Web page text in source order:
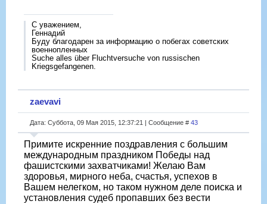
С уважением,
Геннадий
Буду благодарен за информацию о побегах советских
военнопленных
Suche alles über Fluchtversuche von russischen
Kriegsgefangenen.
zaevavi
Дата: Суббота, 09 Мая 2015, 12:37:21 | Сообщение # 43
Примите искренние поздравления с большим
международным праздником Победы над
фашистскими захватчиками! Желаю Вам
здоровья, мирного неба, счастья, успехов в
Вашем нелегком, но таком нужном деле поиска и
установления судеб пропавших без вести